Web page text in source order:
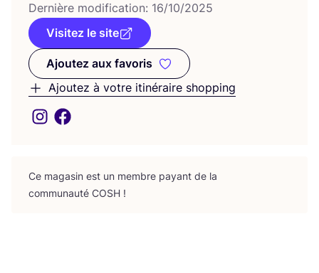
Der­nière modi­fi­ca­tion: 16/10/2025
Visitez le site
Ajoutez aux favoris
Ajoutez aux favoris
Ajoutez à votre itinéraire shopping
Ce maga­sin est un membre payant de la
com­mu­nau­té COSH !